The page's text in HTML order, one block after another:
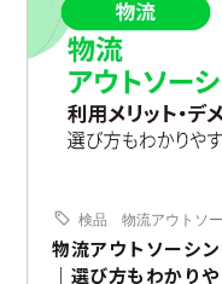
検品 物流アウトソ
物流アウトソーシ
｜選び方もわかり